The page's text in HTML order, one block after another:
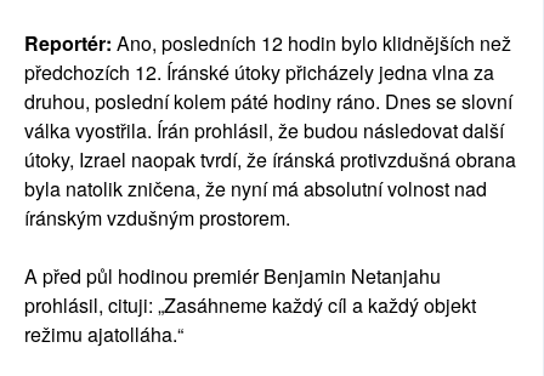
Reportér: Ano, posledních 12 hodin bylo klidnějších než
předchozích 12. Íránské útoky přicházely jedna vlna za
druhou, poslední kolem páté hodiny ráno. Dnes se slovní
válka vyostřila. Írán prohlásil, že budou následovat další
útoky, Izrael naopak tvrdí, že íránská protivzdušná obrana
byla natolik zničena, že nyní má absolutní volnost nad
íránským vzdušným prostorem.
A před půl hodinou premiér Benjamin Netanjahu
prohlásil, cituji: „Zasáhneme každý cíl a každý objekt
režimu ajatolláha.“